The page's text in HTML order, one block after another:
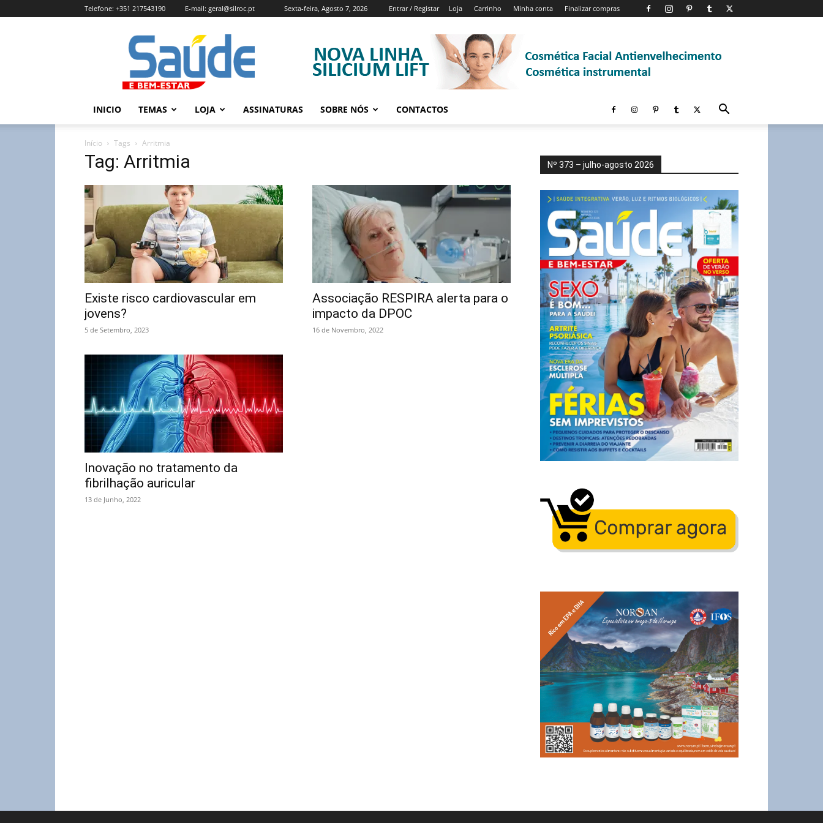
Sexta-feira, Agosto 7, 2026 Entrar / Registar Loja Carrinho Minha conta Finalizar compras
Telefone: +351 217543190 E-mail: geral@silroc.pt
Revista
Saúde
e
Bem
Estar
Edição
INICIO TEMAS LOJA ASSINATURAS SOBRE NÓS CONTACTOS
Início Tags Arritmia
Tag: Arritmia
Existe risco cardiovascular em
jovens?
5 de Setembro, 2023
Associação RESPIRA alerta para o
impacto da DPOC
16 de Novembro, 2022
Inovação no tratamento da
fibrilhação auricular
13 de Junho, 2022
Nº 373 – julho-agosto 2026